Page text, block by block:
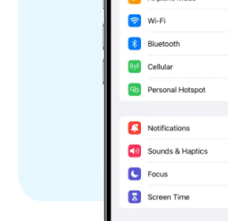
Suíça
Region.vatican city